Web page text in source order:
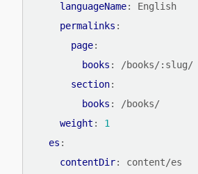
languageName:
English
permalinks :
page:
books :
/books/:slug/
section:
books :
/books/
weight :
1
es :
contentDir:
content/es